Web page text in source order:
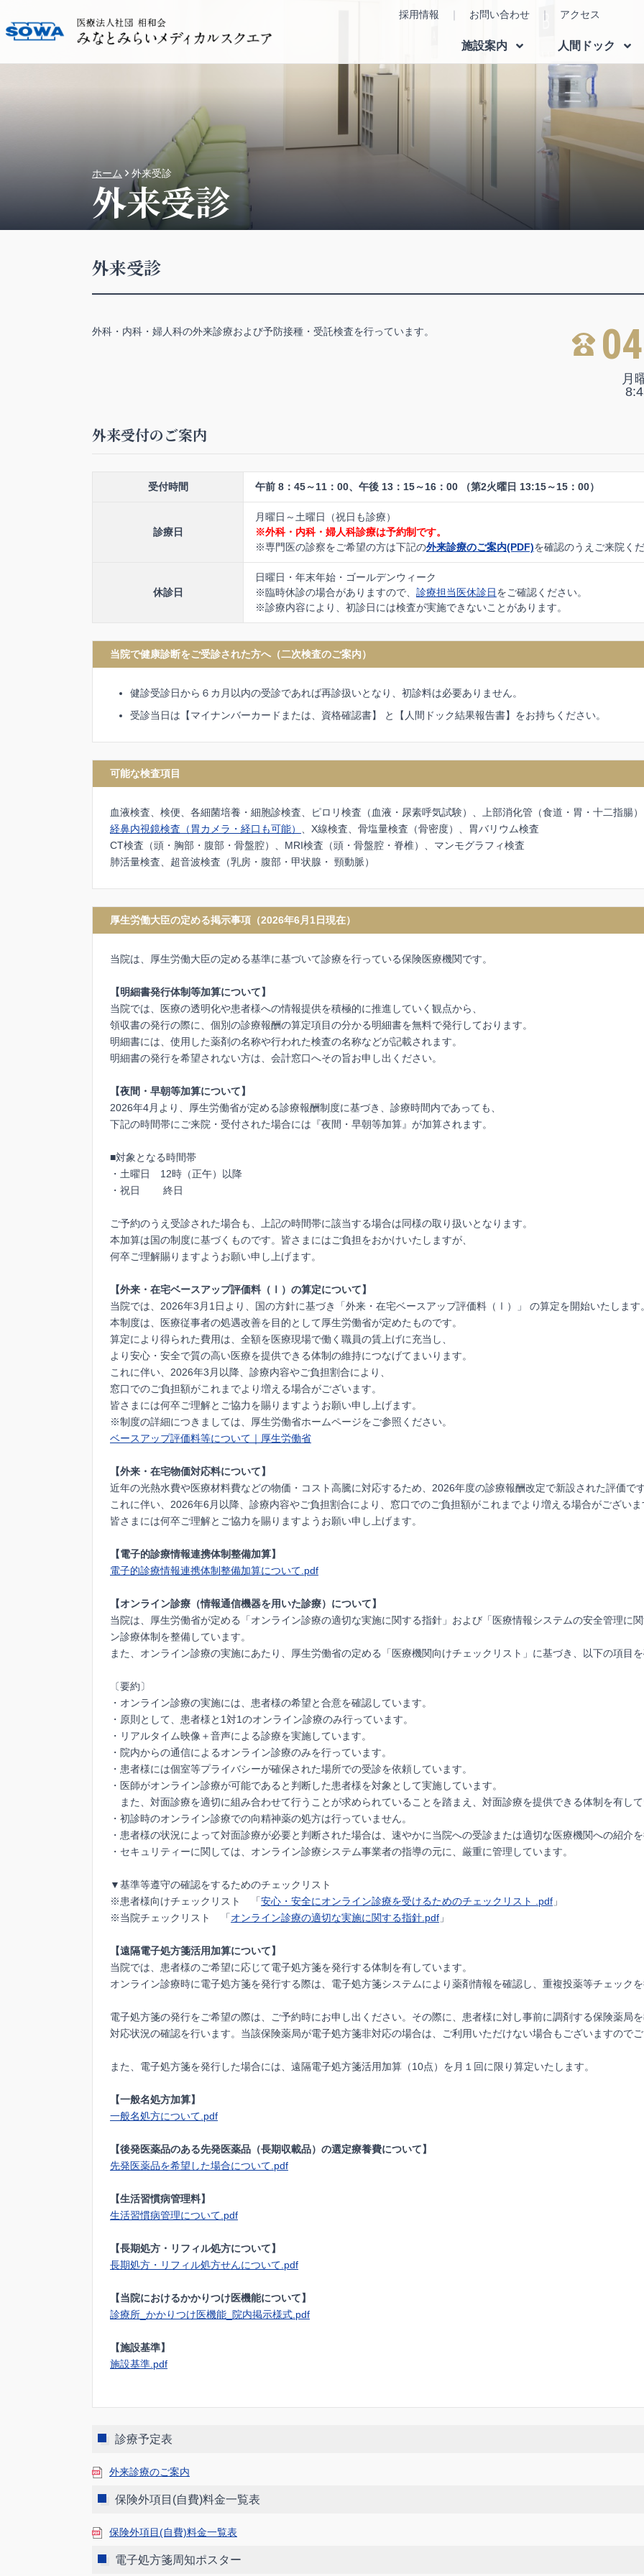
採用情報 お問い合わせ アクセス
施設案内 人間ドック
ホーム 外来受診
外来受診
外来受診
外科・内科・婦人科の外来診療および予防接種・受託検査を行っています。
月
外来受付のご案内
受付時間 午前 8：45～11：00、午後 13：15～16：00 （第2火曜日 13:15～15：00）
診療日
月曜日～土曜日（祝日も診療）
※外科・内科・婦人科診療は予約制です。
※専門医の診察をご希望の方は下記の外来診療のご案内(PDF)を確認のうえご来院くだ
休診日
日曜日・年末年始・ゴールデンウィーク
※臨時休診の場合がありますので、 診療担当医休診日をご確認ください。
※診療内容により、初診日には検査が実施できないことがあります。
当院で健康診断をご受診された方へ（二次検査のご案内）
健診受診日から６カ月以内の受診であれば再診扱いとなり、初診料は必要ありません。
受診当日は【マイナンバーカードまたは、資格確認書】 と【人間ドック結果報告書】をお持ちください。
可能な検査項目
血液検査、検便、各細菌培養・細胞診検査、ピロリ検査（血液・尿素呼気試験）、上部消化管（食道・胃・十二指腸）
経鼻内視鏡検査（胃カメラ・経口も可能）
、X線検査、骨塩量検査（骨密度）、胃バリウム検査
CT検査（頭・胸部・腹部・骨盤腔）、MRI検査（頭・骨盤腔・脊椎）、マンモグラフィ検査
肺活量検査、超音波検査（乳房・腹部・甲状腺・ 頸動脈）
厚生労働大臣の定める掲示事項（2026年6月 1 日現在）
当院は、厚生労働大臣の定める基準に基づいて診療を行っている保険医療機関です。
【明細書発行体制等加算について】
当院では、医療の透明化や患者様への情報提供を積極的に推進していく観点から、
領収書の発行の際に、個別の診療報酬の算定項目の分かる明細書を無料で発行しております。
明細書には、使用した薬剤の名称や行われた検査の名称などが記載されます。
明細書の発行を希望されない方は、会計窓口へその旨お申し出ください。
【夜間・早朝等加算について】
2026年4月より、厚生労働省が定める診療報酬制度に基づき、診療時間内であっても、
下記の時間帯にご来院・受付された場合には『夜間・早朝等加算』が加算されます。
■対象となる時間帯
・土曜日 12時（正午）以降
・祝日 終日
ご予約のうえ受診された場合も、上記の時間帯に該当する場合は同様の取り扱いとなります。
本加算は国の制度に基づくものです。皆さまにはご負担をおかけいたしますが、
何卒ご理解賜りますようお願い申し上げます。
【外来・在宅ベースアップ評価料（Ⅰ）の算定について】
当院では、2026年3月1日より、国の方針に基づき「外来・在宅ベースアップ評価料（Ⅰ）」 の算定を開始いたします。
本制度は、医療従事者の処遇改善を目的として厚生労働省が定めたものです。
算定により得られた費用は、全額を医療現場で働く職員の賃上げに充当し、
より安心・安全で質の高い医療を提供できる体制の維持につなげてまいります。
これに伴い、2026年3月以降、診療内容やご負担割合により、
窓口でのご負担額がこれまでより増える場合がございます。
皆さまには何卒ご理解とご協力を賜りますようお願い申し上げます。
※制度の詳細につきましては、厚生労働省ホームページをご参照ください。
ベースアップ評価料等について｜厚生労働省
【外来・在宅物価対応料について】
近年の光熱水費や医療材料費などの物価・コスト高騰に対応するため、2026年度の診療報酬改定で新設された評価です
これに伴い、2026年6月以降、診療内容やご負担割合により、窓口でのご負担額がこれまでより増える場合がございま
皆さまには何卒ご理解とご協力を賜りますようお願い申し上げます。
【電子的診療情報連携体制整備加算】
電子的診療情報連携体制整備加算について.pdf
【オンライン診療（情報通信機器を用いた診療）について】
当院は、厚生労働省が定める「オンライン診療の適切な実施に関する指針」および「医療情報システムの安全管理に
ン診療体制を整備しています。
また、オンライン診療の実施にあたり、厚生労働省の定める「医療機関向けチェックリスト」に基づき、以下の項目を
〔要約〕
・オンライン診療の実施には、患者様の希望と合意を確認しています。
・原則として、患者様と1対1のオンライン診療のみ行っています。
・リアルタイム映像＋音声による診療を実施しています。
・院内からの通信によるオンライン診療のみを行っています。
・患者様には個室等プライバシーが確保された場所での受診を依頼しています。
・医師がオンライン診療が可能であると判断した患者様を対象として実施しています。
また、対面診療を適切に組み合わせて行うことが求められていることを踏まえ、対面診療を提供できる体制を有して
・初診時のオンライン診療での向精神薬の処方は行っていません。
・患者様の状況によって対面診療が必要と判断された場合は、速やかに当院への受診または適切な医療機関への紹介を
・セキュリティーに関しては、オンライン診療システム事業者の指導の元に、厳重に管理しています。
▼基準等遵守の確認をするためのチェックリスト
※患者様向けチェックリスト 「安心・安全にオンライン診療を受けるためのチェックリスト .pdf 」
※当院チェックリスト 「オンライン診療の適切な実施に関する指針.pdf 」
【遠隔電子処方箋活用加算について】
当院では、患者様のご希望に応じて電子処方箋を発行する体制を有しています。
オンライン診療時に電子処方箋を発行する際は、電子処方箋システムにより薬剤情報を確認し、重複投薬等チェック
電子処方箋の発行をご希望の際は、ご予約時にお申し出ください。その際に、患者様に対し事前に調剤する保険薬局
対応状況の確認を行います。当該保険薬局が電子処方箋非対応の場合は、ご利用いただけない場合もございますのでご
また、電子処方箋を発行した場合には、遠隔電子処方箋活用加算（10点）を月１回に限り算定いたします。
【一般名処方加算】
一般名処方について.pdf
【後発医薬品のある先発医薬品（長期収載品）の選定療養費について】
先発医薬品を希望した場合について.pdf
【生活習慣病管理料】
生活習慣病管理について.pdf
【長期処方・リフィル処方について】
長期処方・リフィル処方せんについて.pdf
【当院におけるかかりつけ医機能について】
診療所_かかりつけ医機能_院内掲示様式.pdf
【施設基準】
施設基準.pdf
診療予定表
外来診療のご案内
保険外項⽬(⾃費)料⾦⼀覧表
保険外項⽬(⾃費)料⾦⼀覧表
電子処方箋周知ポスター